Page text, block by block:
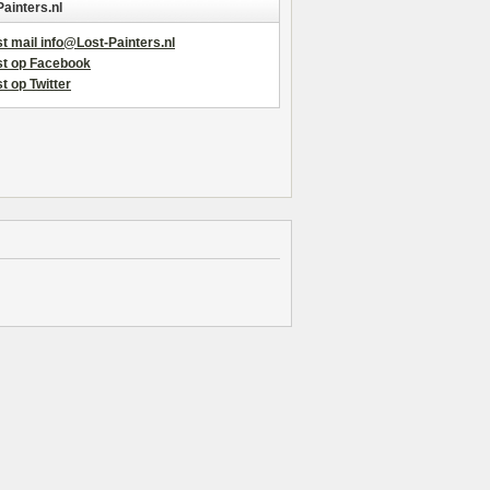
mail info@Lost-Painters.nl
op Facebook
op Twitter